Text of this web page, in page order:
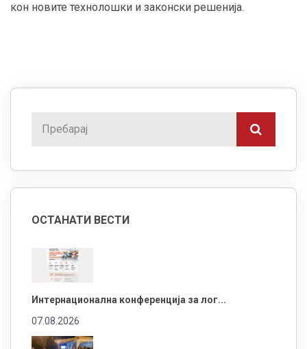
кон новите технолошки и законски решенија.
ОСТАНАТИ ВЕСТИ
Интернационална конференција за лог...
07.08.2026